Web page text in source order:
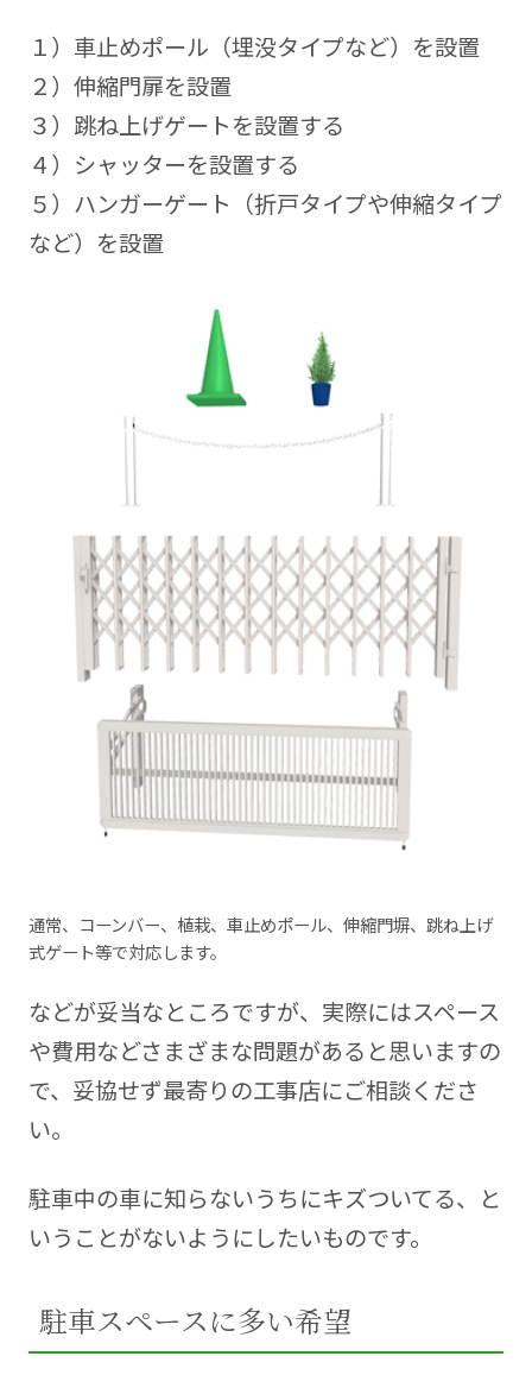
１）車止めポール（埋没タイプなど）を設置
２）伸縮門扉を設置
３）跳ね上げゲートを設置する
４）シャッターを設置する
５）ハンガーゲート（折戸タイプや伸縮タイプ
など）を設置
通常、コーンバー、植栽、車止めポール、伸縮門塀、跳ね上げ
式ゲート等で対応します。
などが妥当なところですが、実際にはスペース
や費用などさまざまな問題があると思いますの
で、妥協せず最寄りの工事店にご相談くださ
い。
駐車中の車に知らないうちにキズついてる、と
いうことがないようにしたいものです。
駐車スペースに多い希望